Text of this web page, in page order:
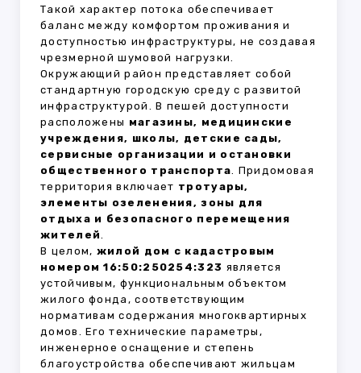
Такой характер потока обеспечивает
баланс между комфортом проживания и
доступностью инфраструктуры, не создавая
чрезмерной шумовой нагрузки.
Окружающий район представляет собой
стандартную городскую среду с развитой
инфраструктурой. В пешей доступности
расположены магазины, медицинские
учреждения, школы, детские сады,
сервисные организации и остановки
общественного транспорта. Придомовая
территория включает тротуары,
элементы озеленения, зоны для
отдыха и безопасного перемещения
жителей.
В целом, жилой дом с кадастровым
номером 16:50:250254:323 является
устойчивым, функциональным объектом
жилого фонда, соответствующим
нормативам содержания многоквартирных
домов. Его технические параметры,
инженерное оснащение и степень
благоустройства обеспечивают жильцам